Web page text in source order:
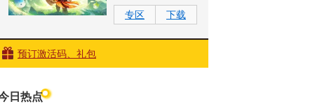
专区
下载
预订激活码、礼包
日热点